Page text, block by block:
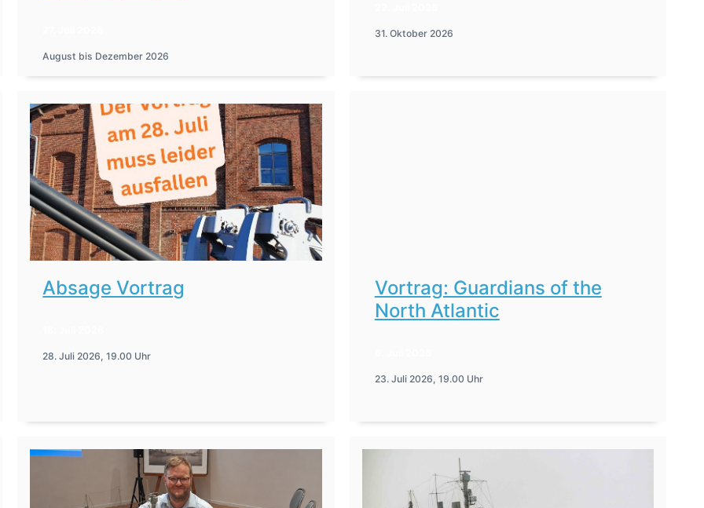
August bis Dezember 2026
31. Oktober 2026
Absage Vortrag
28. Juli 2026, 19.00 Uhr
Vortrag: Guardians of the
North Atlantic
23. Juli 2026, 19.00 Uhr